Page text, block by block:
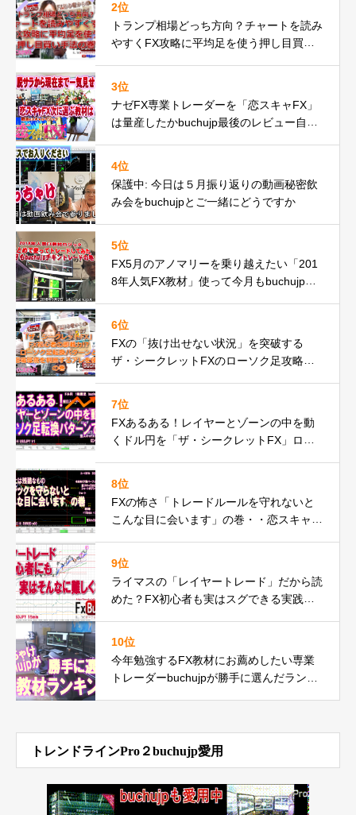
2位
トランプ相場どっち方向？チャートを読み
やすくFX攻略に平均足を使う押し目買い
3位
ナゼFX専業トレーダーを「恋スキャFX」
は量産したかbuchujp最後のレビュー自分
4位
保護中: 今日は５月振り返りの動画秘密飲
み会をbuchujpとご一緒にどうですか
5位
FX5月のアノマリーを乗り越えたい「201
8年人気FX教材」使って今月もbuchujpチ
6位
FXの「抜け出せない状況」を突破する
ザ・シークレットFXのローソク足攻略の
7位
FXあるある！レイヤーとゾーンの中を動
くドル円を「ザ・シークレットFX」ロー
8位
FXの怖さ「トレードルールを守れないと
こんな目に会います」の巻・・恋スキャF
9位
ライマスの「レイヤートレード」だから読
めた？FX初心者も実はスグできる実践動
10位
今年勉強するFX教材にお薦めしたい専業
トレーダーbuchujpが勝手に選んだランキ
トレンドラインPro２buchujp愛用